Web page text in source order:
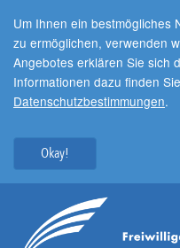
Um Ihnen ein bestmögliches
zu ermöglichen, verwenden
Angebotes erklären Sie sich
Informationen dazu finden
Datenschutzbestimmungen.
Okay!